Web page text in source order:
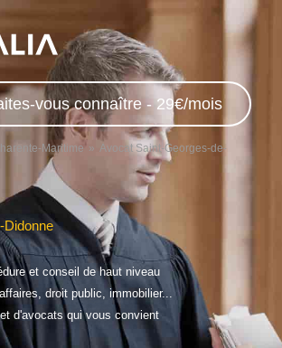
vous connaître - 29€/mois
Maritime
Avocat Saint-Georges-de-
Didonne
et conseil de haut niveau
droit public, immobilier...
d'avocats qui vous convient